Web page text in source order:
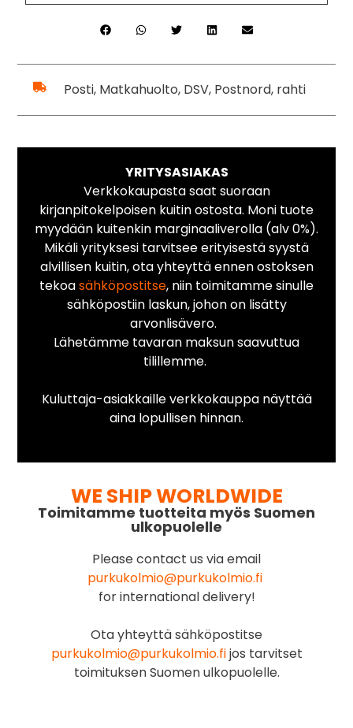
Posti, Matkahuolto, DSV, Postnord, rahti
YRITYSASIAKAS
Verkkokaupasta saat suoraan
kirjanpitokelpoisen kuitin ostosta. Moni tuote
myydään kuitenkin marginaaliverolla (alv 0%).
Mikäli yrityksesi tarvitsee erityisestä syystä
alvillisen kuitin, ota yhteyttä ennen ostoksen
tekoasähköpostitse, niin toimitamme sinulle
sähköpostiin laskun, johon on lisätty
arvonlisävero.
Lähetämme tavaran maksun saavuttua
tilillemme.
Kuluttaja-asiakkaille verkkokauppa näyttää
aina lopullisen hinnan.
WE SHIP WORLDWIDE
Toimitamme tuotteita myös Suomen
ulkopuolelle
Please contact us via email
purkukolmio@purkukolmio.fi
for international delivery!
Ota yhteyttä sähköpostitse
purkukolmio@purkukolmio.fijos tarvitset
toimituksen Suomen ulkopuolelle.